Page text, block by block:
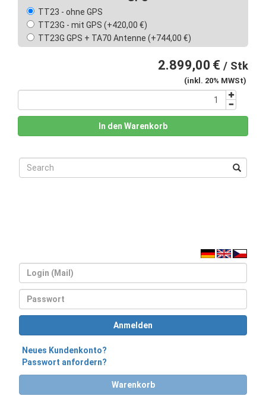
TT23 - ohne GPS
TT23G - mit GPS (+420,00 €)
TT23G GPS + TA70 Antenne (+744,00 €)
2.899,00 € / Stk
(inkl. 20% MWSt)
In den Warenkorb
Login
Passwort
Anmelden
Neues Kundenkonto?
Passwort anfordern?
Warenkorb